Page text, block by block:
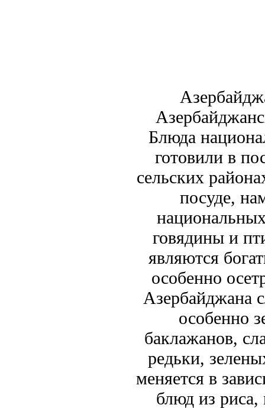
Блюда
готовили в
сельских
посуде,
говядины и
являются
особенно
Азербайджана
особенно
баклажанов,
редьки,
меняется в
блюд из